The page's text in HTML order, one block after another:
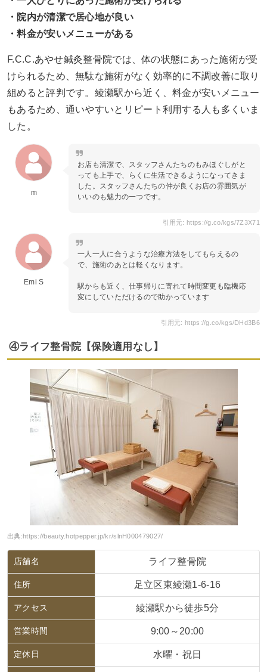
・院内が清潔で居心地が良い
・料金が安いメニューがある
F.C.C.あやせ鍼灸整骨院では、体の状態にあった施術が受
けられるため、無駄な施術がなく効率的に不調改善に取り
組めると評判です。綾瀬駅から近く、料金が安いメニュー
もあるため、通いやすいとリピート利用する人も多くいま
した。
m
お店も清潔で、スタッフさんたちのもみほぐしがと
っても上手で、らくに生活できるようになってきま
した。スタッフさんたちの仲が良くお店の雰囲気が
いいのも魅力の一つです。
引用元: https://g.co/kgs/7Z3X71
Emi S
一人一人に合うような治療方法をしてもらえるの
で、施術のあとは軽くなります。
駅からも近く、仕事帰りに寄れて時間変更も臨機応
変にしていただけるので助かっています
引用元: https://g.co/kgs/DHd3B6
④ライフ整骨院【保険適用なし】
出典:https://beauty.hotpepper.jp/kr/slnH000479027/
店舗名 ライフ整骨院
住所 足立区東綾瀬1-6-16
アクセス 綾瀬駅から徒歩5分
営業時間 9:00～20:00
定休日 水曜・祝日